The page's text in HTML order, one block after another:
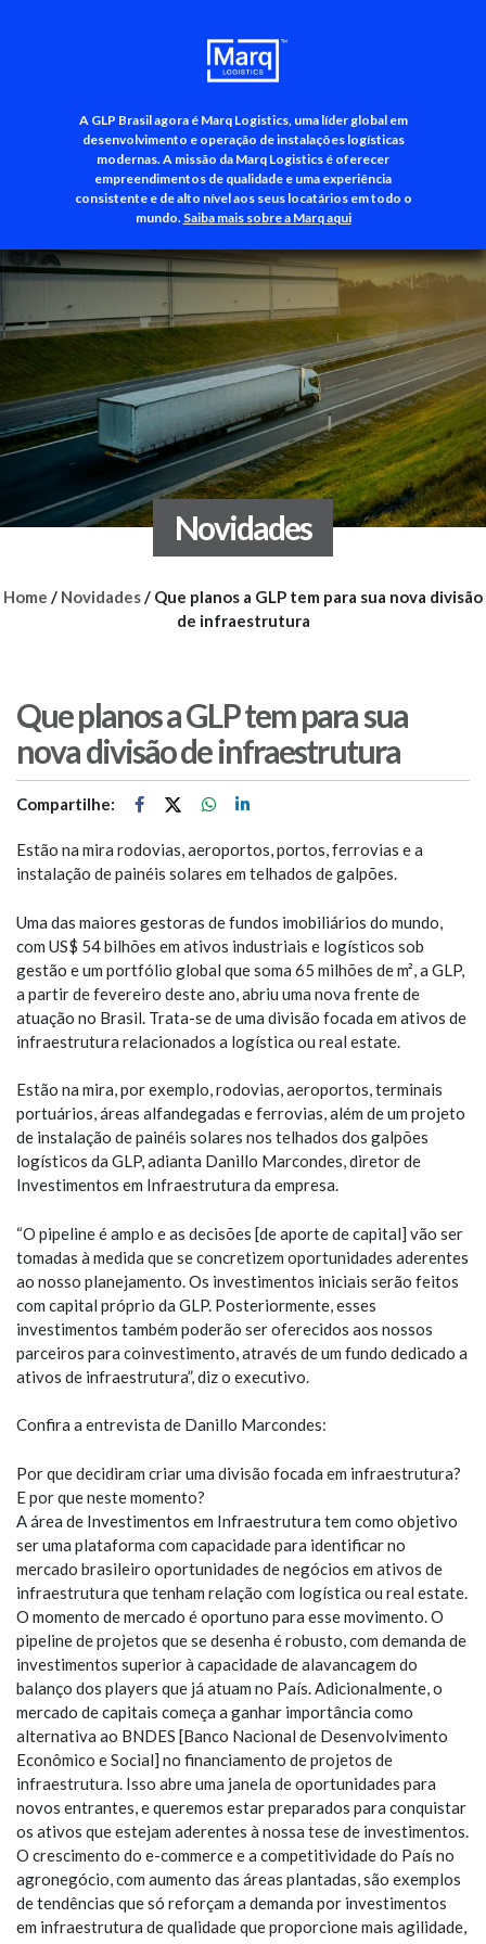
A GLP Brasil agora é Marq Logistics, uma líder global em
desenvolvimento e operação de instalações logísticas
modernas. A missão da Marq Logistics é oferecer
empreendimentos de qualidade e uma experiência
consistente e de alto nível aos seus locatários em todo o
mundo. Saiba mais sobre a Marq aqui
+55 (11) 3500-3700
Novidades
Home / Novidades/ Que planos a GLP tem para sua nova divisão
de infraestrutura
Que planos a GLP tem para sua
nova divisão de infraestrutura
Compartilhe:
Estão na mira rodovias, aeroportos, portos, ferrovias e a
instalação de painéis solares em telhados de galpões.
Uma das maiores gestoras de fundos imobiliários do mundo,
com US$ 54 bilhões em ativos industriais e logísticos sob
gestão e um portfólio global que soma 65 milhões de m², a GLP,
a partir de fevereiro deste ano, abriu uma nova frente de
atuação no Brasil. Trata-se de uma divisão focada em ativos de
infraestrutura relacionados a logística ou real estate.
Estão na mira, por exemplo, rodovias, aeroportos, terminais
portuários, áreas alfandegadas e ferrovias, além de um projeto
de instalação de painéis solares nos telhados dos galpões
logísticos da GLP, adianta Danillo Marcondes, diretor de
Investimentos em Infraestrutura da empresa.
“O pipeline é amplo e as decisões [de aporte de capital] vão ser
tomadas à medida que se concretizem oportunidades aderentes
ao nosso planejamento. Os investimentos iniciais serão feitos
com capital próprio da GLP. Posteriormente, esses
investimentos também poderão ser oferecidos aos nossos
parceiros para coinvestimento, através de um fundo dedicado a
ativos de infraestrutura”, diz o executivo.
Confira a entrevista de Danillo Marcondes:
Por que decidiram criar uma divisão focada em infraestrutura?
E por que neste momento?
A área de Investimentos em Infraestrutura tem como objetivo
ser uma plataforma com capacidade para identificar no
mercado brasileiro oportunidades de negócios em ativos de
infraestrutura que tenham relação com logística ou real estate.
O momento de mercado é oportuno para esse movimento. O
pipeline de projetos que se desenha é robusto, com demanda de
investimentos superior à capacidade de alavancagem do
balanço dos players que já atuam no País. Adicionalmente, o
mercado de capitais começa a ganhar importância como
alternativa ao BNDES [Banco Nacional de Desenvolvimento
Econômico e Social] no financiamento de projetos de
infraestrutura. Isso abre uma janela de oportunidades para
novos entrantes, e queremos estar preparados para conquistar
os ativos que estejam aderentes à nossa tese de investimentos.
O crescimento do e-commerce e a competitividade do País no
agronegócio, com aumento das áreas plantadas, são exemplos
de tendências que só reforçam a demanda por investimentos
em infraestrutura de qualidade que proporcione mais agilidade,